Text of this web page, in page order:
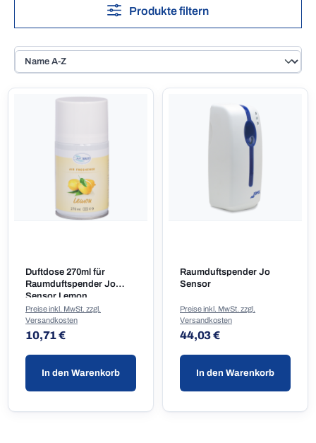
Produkte filtern
Duftdose 270ml für
Raumduftspender Jo
Sensor Lemon
Regulärer Preis:
10,71 €
Preise inkl. MwSt. zzgl.
Versandkosten
In den Warenkorb
Raumduftspender Jo
Sensor
Regulärer Preis:
44,03 €
Preise inkl. MwSt. zzgl.
Versandkosten
In den Warenkorb